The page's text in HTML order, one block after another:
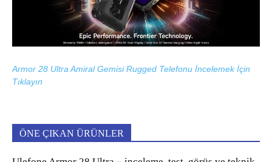
Armor 28 Ultra Amiral Gemisi Rugged Telefonu İncelemek İçin
Tıklayın
ÖNE ÇIKAN ÜRÜNLER